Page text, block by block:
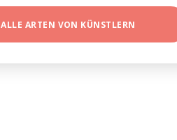
ALLE ARTEN VON KÜNSTLERN